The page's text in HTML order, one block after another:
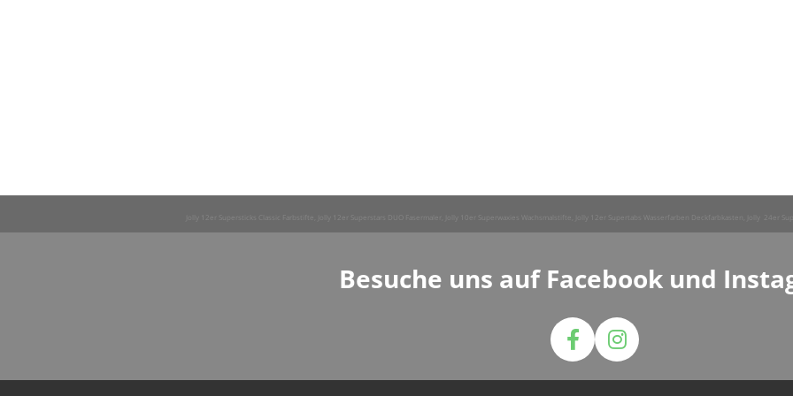
Jolly 12er Supersticks Classic Farbstifte, Jolly 12er Superstars DUO Fasermaler, Jolly 10er Superwaxies Wachsmalstifte, Jolly 12er Supertabs Wasserfarben Deckfarbkasten, Jolly 24er
Besuche uns auf Facebook und